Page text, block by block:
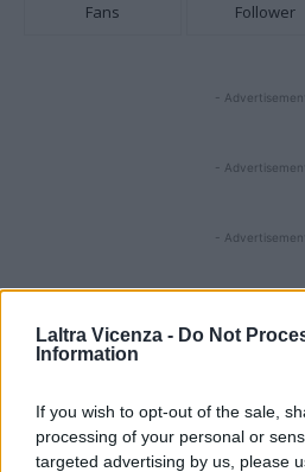
Laltra Vicenza - Do Not
Information
If you wish to opt-out of the sale,
processing of your personal or
targeted advertising by us, please
Fans Follower
- Advertisement
- Advertisement
- Advertisement
Montecchio
Romeo
Mozart per